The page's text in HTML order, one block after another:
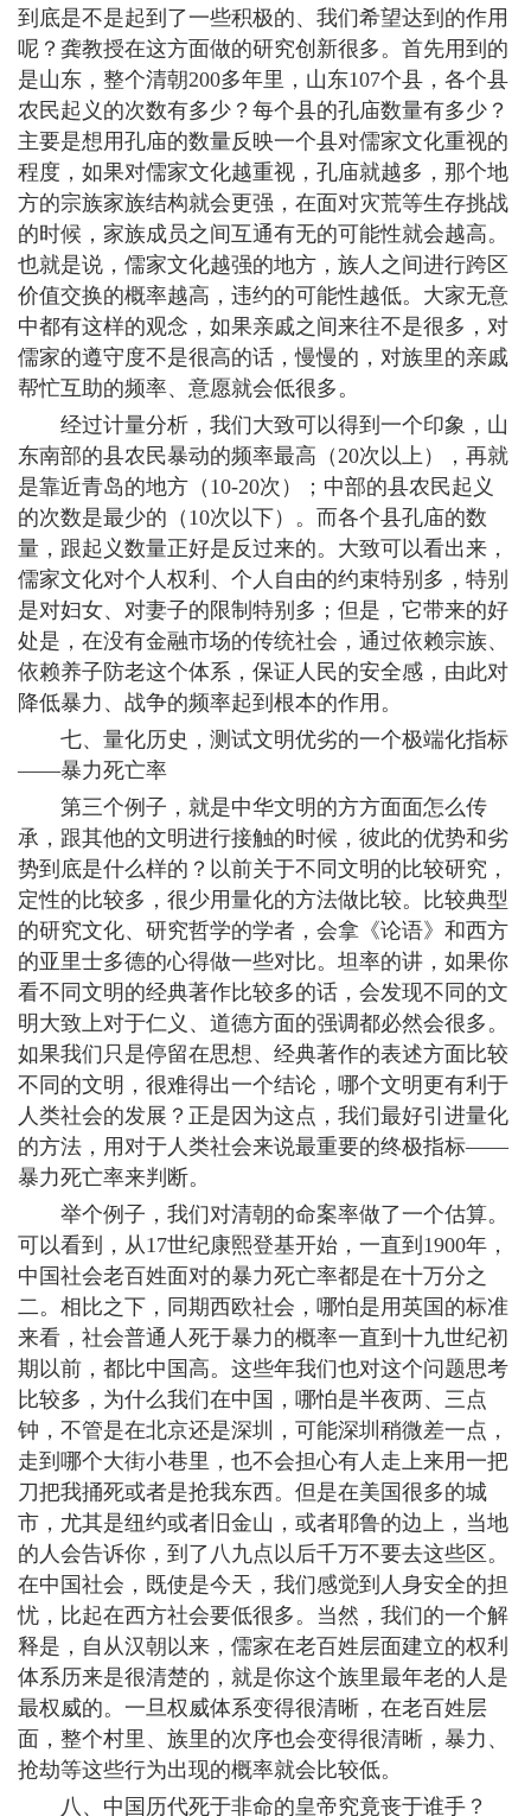
到底是不是起到了一些积极的、我们希望达到的作用
呢？龚教授在这方面做的研究创新很多。首先用到的
是山东，整个清朝200多年里，山东107个县，各个县
农民起义的次数有多少？每个县的孔庙数量有多少？
主要是想用孔庙的数量反映一个县对儒家文化重视的
程度，如果对儒家文化越重视，孔庙就越多，那个地
方的宗族家族结构就会更强，在面对灾荒等生存挑战
的时候，家族成员之间互通有无的可能性就会越高。
也就是说，儒家文化越强的地方，族人之间进行跨区
价值交换的概率越高，违约的可能性越低。大家无意
中都有这样的观念，如果亲戚之间来往不是很多，对
儒家的遵守度不是很高的话，慢慢的，对族里的亲戚
帮忙互助的频率、意愿就会低很多。
经过计量分析，我们大致可以得到一个印象，山
东南部的县农民暴动的频率最高（20次以上），再就
是靠近青岛的地方（10-20次）；中部的县农民起义
的次数是最少的（10次以下）。而各个县孔庙的数
量，跟起义数量正好是反过来的。大致可以看出来，
儒家文化对个人权利、个人自由的约束特别多，特别
是对妇女、对妻子的限制特别多；但是，它带来的好
处是，在没有金融市场的传统社会，通过依赖宗族、
依赖养子防老这个体系，保证人民的安全感，由此对
降低暴力、战争的频率起到根本的作用。
七、量化历史，测试文明优劣的一个极端化指标
——暴力死亡率
第三个例子，就是中华文明的方方面面怎么传
承，跟其他的文明进行接触的时候，彼此的优势和劣
势到底是什么样的？以前关于不同文明的比较研究，
定性的比较多，很少用量化的方法做比较。比较典型
的研究文化、研究哲学的学者，会拿《论语》和西方
的亚里士多德的心得做一些对比。坦率的讲，如果你
看不同文明的经典著作比较多的话，会发现不同的文
明大致上对于仁义、道德方面的强调都必然会很多。
如果我们只是停留在思想、经典著作的表述方面比较
不同的文明，很难得出一个结论，哪个文明更有利于
人类社会的发展？正是因为这点，我们最好引进量化
的方法，用对于人类社会来说最重要的终极指标——
暴力死亡率来判断。
举个例子，我们对清朝的命案率做了一个估算。
可以看到，从17世纪康熙登基开始，一直到1900年，
中国社会老百姓面对的暴力死亡率都是在十万分之
二。相比之下，同期西欧社会，哪怕是用英国的标准
来看，社会普通人死于暴力的概率一直到十九世纪初
期以前，都比中国高。这些年我们也对这个问题思考
比较多，为什么我们在中国，哪怕是半夜两、三点
钟，不管是在北京还是深圳，可能深圳稍微差一点，
走到哪个大街小巷里，也不会担心有人走上来用一把
刀把我捅死或者是抢我东西。但是在美国很多的城
市，尤其是纽约或者旧金山，或者耶鲁的边上，当地
的人会告诉你，到了八九点以后千万不要去这些区。
在中国社会，既使是今天，我们感觉到人身安全的担
忧，比起在西方社会要低很多。当然，我们的一个解
释是，自从汉朝以来，儒家在老百姓层面建立的权利
体系历来是很清楚的，就是你这个族里最年老的人是
最权威的。一旦权威体系变得很清晰，在老百姓层
面，整个村里、族里的次序也会变得很清晰，暴力、
抢劫等这些行为出现的概率就会比较低。
八、中国历代死于非命的皇帝究竟丧于谁手？